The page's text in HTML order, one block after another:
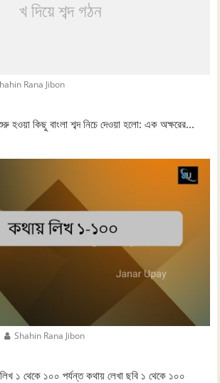
খ দিয়ে শব্দ গঠন
Rana Jibon
হওয়া কিছু বাংলা শব্দ নিচে দেওয়া হলো: এক অক্ষরের...
Shahin Rana Jibon
১ থেকে ১০০ পর্যন্ত কথায় লেখা ছবি ১ থেকে ১০০